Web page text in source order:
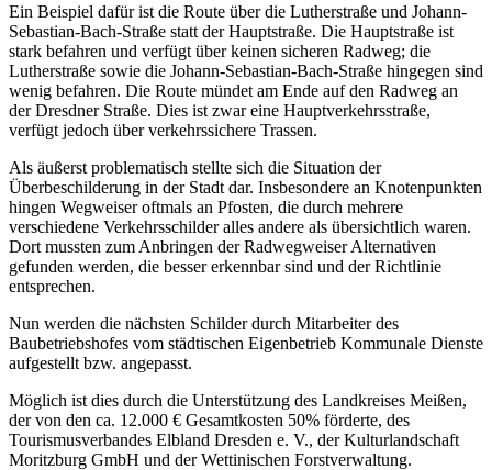
Ein Beispiel dafür ist die Route über die Lutherstraße und Johann-
Sebastian-Bach-Straße statt der Hauptstraße. Die Hauptstraße ist
stark befahren und verfügt über keinen sicheren Radweg; die
Lutherstraße sowie die Johann-Sebastian-Bach-Straße hingegen sind
wenig befahren. Die Route mündet am Ende auf den Radweg an
der Dresdner Straße. Dies ist zwar eine Hauptverkehrsstraße,
verfügt jedoch über verkehrssichere Trassen.
Als äußerst problematisch stellte sich die Situation der
Überbeschilderung in der Stadt dar. Insbesondere an Knotenpunkten
hingen Wegweiser oftmals an Pfosten, die durch mehrere
verschiedene Verkehrsschilder alles andere als übersichtlich waren.
Dort mussten zum Anbringen der Radwegweiser Alternativen
gefunden werden, die besser erkennbar sind und der Richtlinie
entsprechen.
Nun werden die nächsten Schilder durch Mitarbeiter des
Baubetriebshofes vom städtischen Eigenbetrieb Kommunale Dienste
aufgestellt bzw. angepasst.
Möglich ist dies durch die Unterstützung des Landkreises Meißen,
der von den ca. 12.000 € Gesamtkosten 50% förderte, des
Tourismusverbandes Elbland Dresden e. V., der Kulturlandschaft
Moritzburg GmbH und der Wettinischen Forstverwaltung.